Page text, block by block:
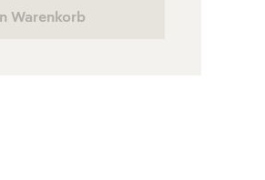
Warenkorb